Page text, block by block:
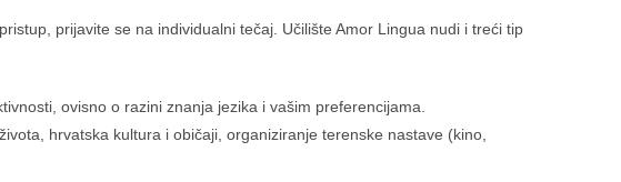
prijavite se na individualni tečaj. Učilište Amor Lingua nudi i treći tip
ovisno o razini znanja jezika i vašim preferencijama.
hrvatska kultura i običaji, organiziranje terenske nastave (kino,